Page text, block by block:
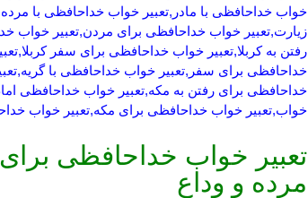
خواب خداحافظی با مادر,تعبیر خواب خداحافظی با
زیارت,تعبیر خواب خداحافظی برای مردن,تعبیر خواب
رفتن به کربلا,تعبیر خواب خداحافظی برای سفر
خداحافظی برای سفر,تعبیر خواب خداحافظی با
خداحافظی برای رفتن به مکه,تعبیر خواب خداحافظی
خواب,تعبیر خواب خداحافظی برای مکه,تعبیر خواب
تعبیر خواب خداحافظی
مرده و وداع